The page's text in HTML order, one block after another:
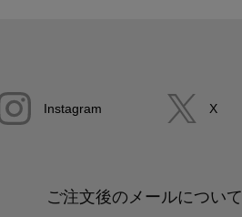
Instagram X
ご注文後のメールについて